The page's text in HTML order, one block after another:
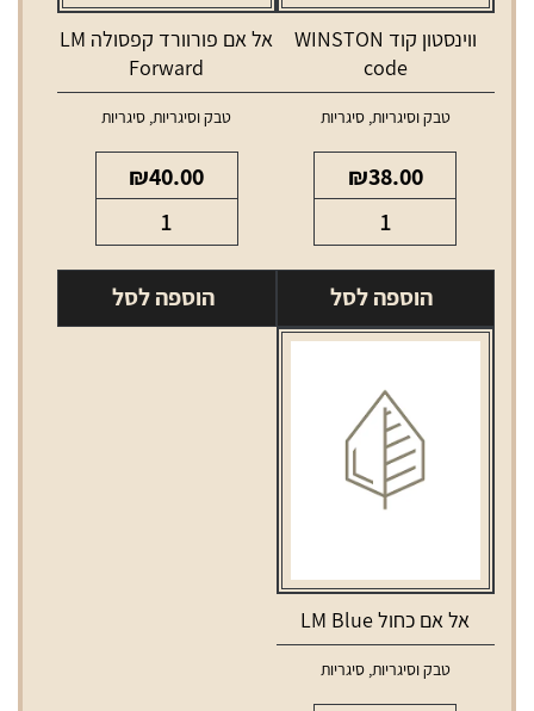
ווינסטון קוד WINSTON
code
טבק וסיגריות,סיגריות
₪38.00
של
ווינסטון
קוד
WINSTON
הוספה לסל
אל אם פורוורד קפסולה LM
Forward
טבק וסיגריות, סיגריות
₪40.00
של
אל
הוספה לסל
אל אם כחול LM Blue
טבק וסיגריות,סיגריות